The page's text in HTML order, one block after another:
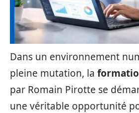
Dans un environnement
pleine mutation, la
par Romain Pirotte se
une véritable opportunité